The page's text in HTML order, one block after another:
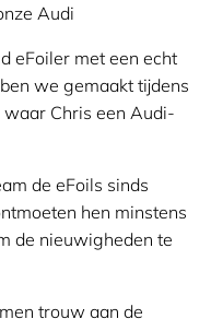
Audi
eFoiler met een echt
we gemaakt tijdens
waar Chris een Audi-
de eFoils sinds
hen minstens
de nieuwigheden te
trouw aan de